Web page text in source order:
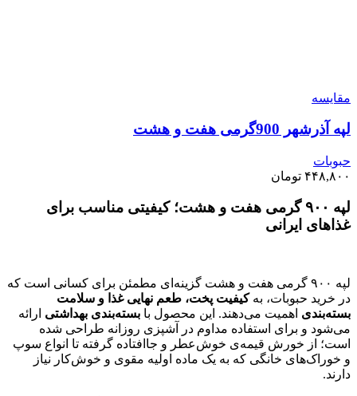
مقايسه
لپه آذرشهر 900گرمی هفت و هشت
حبوبات
۴۴۸,۸۰۰ تومان
لپه ۹۰۰ گرمی هفت و هشت؛ کیفیتی مناسب برای
غذاهای ایرانی
لپه ۹۰۰ گرمی هفت و هشت گزینه‌ای مطمئن برای کسانی است که
در خرید حبوبات، بهکیفیت پخت، طعم نهایی غذا و سلامت
بسته‌بندی اهمیت می‌دهند. این محصول با بسته‌بندی بهداشتی ارائه
می‌شود و برای استفاده مداوم در آشپزی روزانه طراحی شده
است؛ از خورش قیمه‌ی خوش‌عطر و جاافتاده گرفته تا انواع سوپ
و خوراک‌های خانگی که به یک ماده اولیه مقوی و خوش‌کار نیاز
دارند.